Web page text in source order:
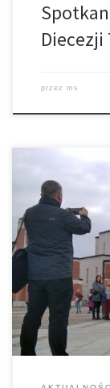
Diecezji
przez ms
16 października
Maryjnej,
wraz opiekunami
oraz Mamami
Sanktuarium
Centrum Św.